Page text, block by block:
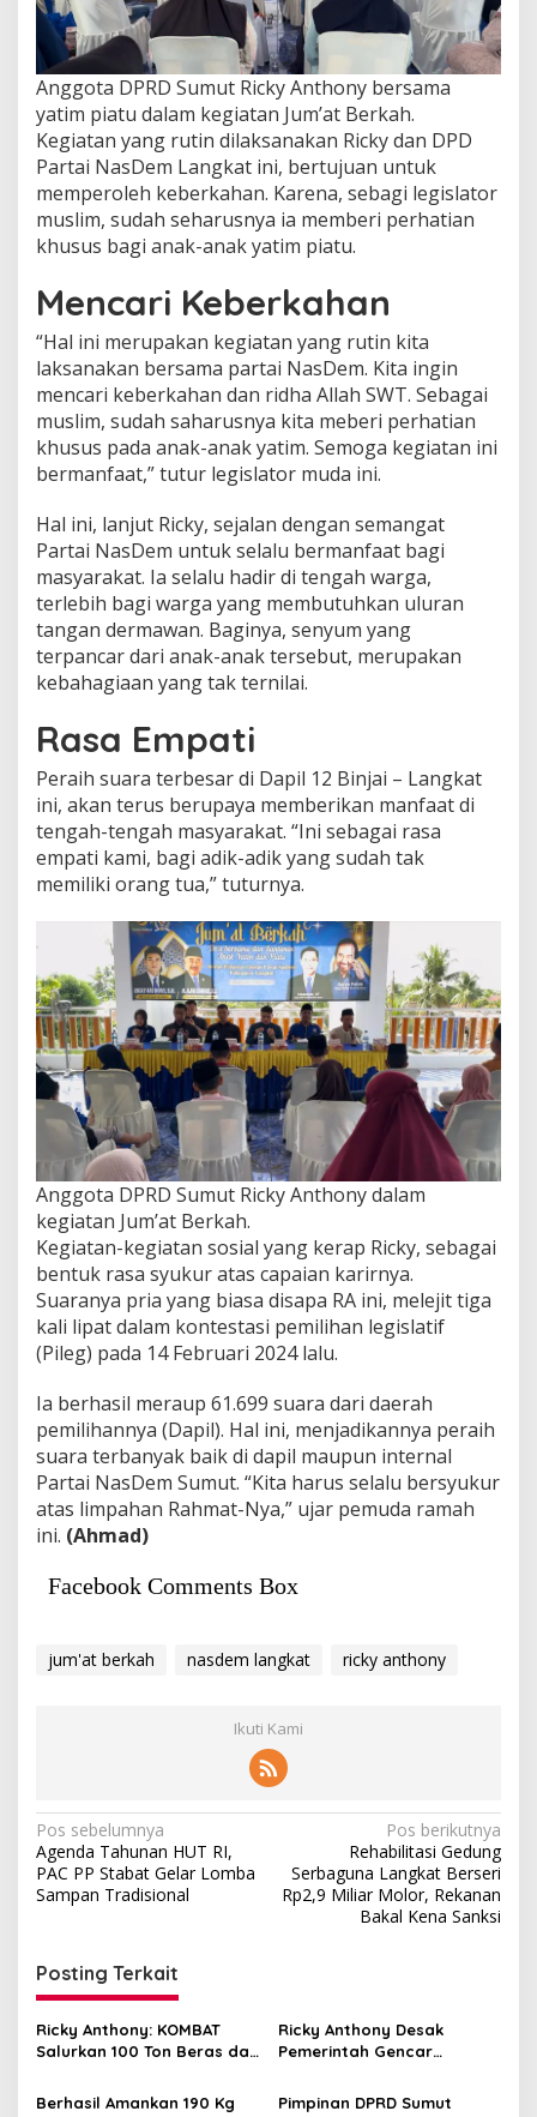
Anggota DPRD Sumut Ricky Anthony bersama
yatim piatu dalam kegiatan Jum’at Berkah.
Kegiatan yang rutin dilaksanakan Ricky dan DPD
Partai NasDem Langkat ini, bertujuan untuk
memperoleh keberkahan. Karena, sebagi legislator
muslim, sudah seharusnya ia memberi perhatian
khusus bagi anak-anak yatim piatu.
Mencari Keberkahan
“Hal ini merupakan kegiatan yang rutin kita
laksanakan bersama partai NasDem. Kita ingin
mencari keberkahan dan ridha Allah SWT. Sebagai
muslim, sudah saharusnya kita meberi perhatian
khusus pada anak-anak yatim. Semoga kegiatan ini
bermanfaat,” tutur legislator muda ini.
Hal ini, lanjut Ricky, sejalan dengan semangat
Partai NasDem untuk selalu bermanfaat bagi
masyarakat. Ia selalu hadir di tengah warga,
terlebih bagi warga yang membutuhkan uluran
tangan dermawan. Baginya, senyum yang
terpancar dari anak-anak tersebut, merupakan
kebahagiaan yang tak ternilai.
Rasa Empati
Peraih suara terbesar di Dapil 12 Binjai – Langkat
ini, akan terus berupaya memberikan manfaat di
tengah-tengah masyarakat. “Ini sebagai rasa
empati kami, bagi adik-adik yang sudah tak
memiliki orang tua,” tuturnya.
Anggota DPRD Sumut Ricky Anthony dalam
kegiatan Jum’at Berkah.
Kegiatan-kegiatan sosial yang kerap Ricky, sebagai
bentuk rasa syukur atas capaian karirnya.
Suaranya pria yang biasa disapa RA ini, melejit tiga
kali lipat dalam kontestasi pemilihan legislatif
(Pileg) pada 14 Februari 2024 lalu.
Ia berhasil meraup 61.699 suara dari daerah
pemilihannya (Dapil). Hal ini, menjadikannya peraih
suara terbanyak baik di dapil maupun internal
Partai NasDem Sumut. “Kita harus selalu bersyukur
atas limpahan Rahmat-Nya,” ujar pemuda ramah
ini. (Ahmad)
Facebook Comments Box
jum'at berkah nasdem langkat ricky anthony
Ikuti Kami
Navigasi
pos
Pos sebelumnya
Agenda Tahunan HUT RI,
PAC PP Stabat Gelar Lomba
Sampan Tradisional
Pos berikutnya
Rehabilitasi Gedung
Serbaguna Langkat Berseri
Rp2,9 Miliar Molor, Rekanan
Bakal Kena Sanksi
Posting Terkait
Ricky Anthony: KOMBAT
Salurkan 100 Ton Beras dan
Pangan
Ricky Anthony Desak
Pemerintah Gencar
ke Pelosok Wilayah
Berhasil Amankan 190 Kg
Pimpinan DPRD Sumut